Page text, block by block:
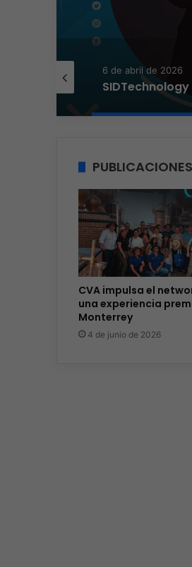
6 de abril de 2026
CVA impulsa el
una experiencia
Monterrey
4 de junio de 2026